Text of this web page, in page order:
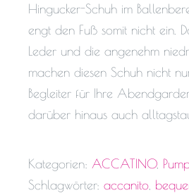
Hingucker-Schuh im
engt den Fuß somit nicht ein.
Leder und die angenehm
machen diesen Schuh nicht
Begleiter für Ihre
darüber hinaus auch
Kategorien: ACCATINO,
Schlagwörter: accanito